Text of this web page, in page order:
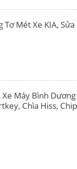
Tơ Mét Xe KIA, Sửa
Xe Máy Bình Dương
Chìa Hiss, Chip